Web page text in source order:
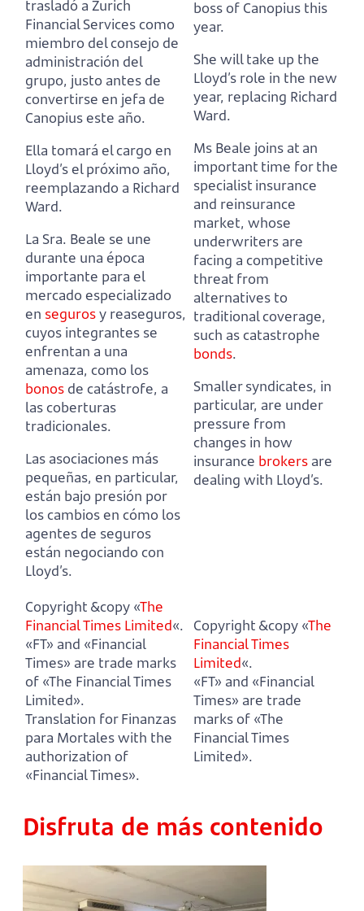
trasladó a Zurich
Financial Services como
miembro del consejo de
administración del
grupo, justo antes de
convertirse en jefa de
Canopius este año.
Ella tomará el cargo en
Lloyd’s el próximo año,
reemplazando a Richard
Ward.
La Sra. Beale se une
durante una época
importante para el
mercado especializado
en segurosy reaseguros,
cuyos integrantes se
enfrentan a una
amenaza, como los
bonos de catástrofe, a
las coberturas
tradicionales.
Las asociaciones más
pequeñas, en particular,
están bajo presión por
los cambios en cómo los
agentes de seguros
están negociando con
Lloyd’s.
boss of Canopius this
year.
She will take up the
Lloyd’s role in the new
year, replacing Richard
Ward.
Ms Beale joins at an
important time for the
specialist insurance
and reinsurance
market, whose
underwriters are
facing a competitive
threat from
alternatives to
traditional coverage,
such as catastrophe
bonds.
Smaller syndicates, in
particular, are under
pressure from
changes in how
insurance brokers are
dealing with Lloyd’s.
Copyright &copy «The
Financial Times Limited«.
«FT» and «Financial
Times» are trade marks
of «The Financial Times
Limited».
Translation for Finanzas
para Mortales with the
authorization of
«Financial Times».
Copyright &copy «The
Financial Times
Limited«.
«FT» and «Financial
Times» are trade
marks of «The
Financial Times
Limited».
Disfruta de más contenido